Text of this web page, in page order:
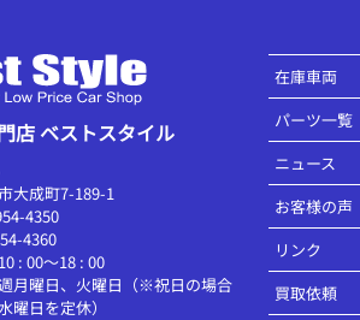
店 ベストスタイル
大成町7-189-1
4350
4360
: 00～18 : 00
月曜日、火曜日（※祝日の場合
曜日を定休）
在庫車両
パーツ一覧
ニュース
お客様の声
リンク
買取依頼